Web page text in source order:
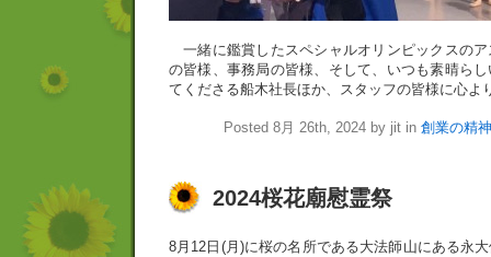
一緒に鑑賞したスペシャルオリンピックスの
の皆様、事務局の皆様、そして、いつも素晴ら
てくださる船木社長ほか、スタッフの皆様に心よ
Posted 8月 26th, 2024 by jit in 創業の精神
2024桜花廟慰霊祭
8月12日(月)に桜の名所である大法師山にある永